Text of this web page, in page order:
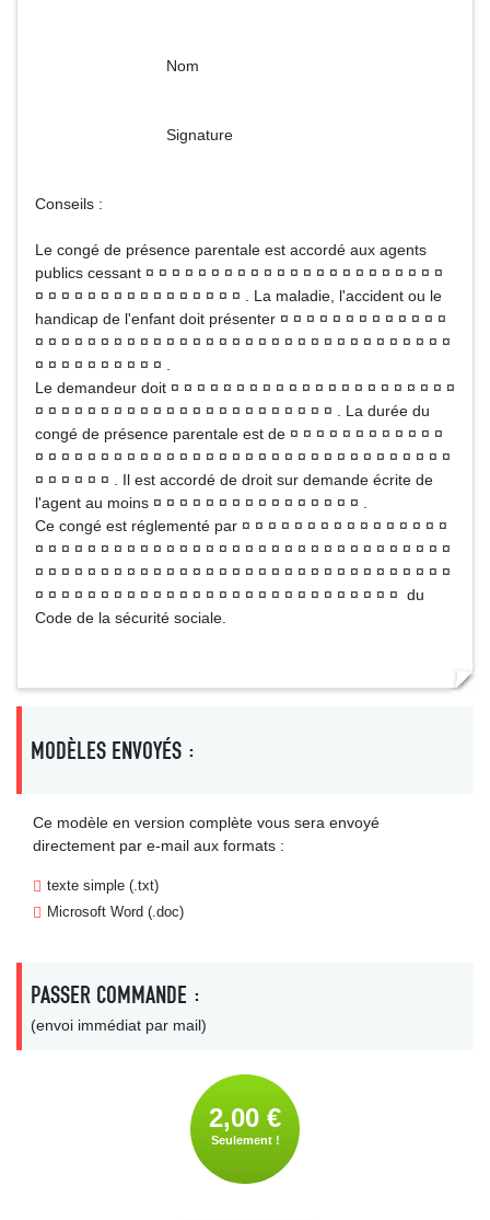
Nom
Signature
Conseils :
Le congé de présence parentale est accordé aux agents
publics cessant ¤ ¤ ¤ ¤ ¤ ¤ ¤ ¤ ¤ ¤ ¤ ¤ ¤ ¤ ¤ ¤ ¤ ¤ ¤ ¤ ¤ ¤ ¤
¤ ¤ ¤ ¤ ¤ ¤ ¤ ¤ ¤ ¤ ¤ ¤ ¤ ¤ ¤ ¤ . La maladie, l'accident ou le
handicap de l'enfant doit présenter ¤ ¤ ¤ ¤ ¤ ¤ ¤ ¤ ¤ ¤ ¤ ¤ ¤
¤ ¤ ¤ ¤ ¤ ¤ ¤ ¤ ¤ ¤ ¤ ¤ ¤ ¤ ¤ ¤ ¤ ¤ ¤ ¤ ¤ ¤ ¤ ¤ ¤ ¤ ¤ ¤ ¤ ¤ ¤ ¤
¤ ¤ ¤ ¤ ¤ ¤ ¤ ¤ ¤ ¤ .
Le demandeur doit ¤ ¤ ¤ ¤ ¤ ¤ ¤ ¤ ¤ ¤ ¤ ¤ ¤ ¤ ¤ ¤ ¤ ¤ ¤ ¤ ¤ ¤
¤ ¤ ¤ ¤ ¤ ¤ ¤ ¤ ¤ ¤ ¤ ¤ ¤ ¤ ¤ ¤ ¤ ¤ ¤ ¤ ¤ ¤ ¤ . La durée du
congé de présence parentale est de ¤ ¤ ¤ ¤ ¤ ¤ ¤ ¤ ¤ ¤ ¤ ¤
¤ ¤ ¤ ¤ ¤ ¤ ¤ ¤ ¤ ¤ ¤ ¤ ¤ ¤ ¤ ¤ ¤ ¤ ¤ ¤ ¤ ¤ ¤ ¤ ¤ ¤ ¤ ¤ ¤ ¤ ¤ ¤
¤ ¤ ¤ ¤ ¤ ¤ . Il est accordé de droit sur demande écrite de
l'agent au moins ¤ ¤ ¤ ¤ ¤ ¤ ¤ ¤ ¤ ¤ ¤ ¤ ¤ ¤ ¤ ¤ .
Ce congé est réglementé par ¤ ¤ ¤ ¤ ¤ ¤ ¤ ¤ ¤ ¤ ¤ ¤ ¤ ¤ ¤ ¤
¤ ¤ ¤ ¤ ¤ ¤ ¤ ¤ ¤ ¤ ¤ ¤ ¤ ¤ ¤ ¤ ¤ ¤ ¤ ¤ ¤ ¤ ¤ ¤ ¤ ¤ ¤ ¤ ¤ ¤ ¤ ¤
¤ ¤ ¤ ¤ ¤ ¤ ¤ ¤ ¤ ¤ ¤ ¤ ¤ ¤ ¤ ¤ ¤ ¤ ¤ ¤ ¤ ¤ ¤ ¤ ¤ ¤ ¤ ¤ ¤ ¤ ¤ ¤
¤ ¤ ¤ ¤ ¤ ¤ ¤ ¤ ¤ ¤ ¤ ¤ ¤ ¤ ¤ ¤ ¤ ¤ ¤ ¤ ¤ ¤ ¤ ¤ ¤ ¤ ¤ ¤ du
Code de la sécurité sociale.
MODÈLES ENVOYÉS :
Ce modèle en version complète vous sera envoyé
directement par e-mail aux formats :
texte simple (.txt)
Microsoft Word (.doc)
PASSER COMMANDE :
(envoi immédiat par mail)
2,00 €
Seulement !